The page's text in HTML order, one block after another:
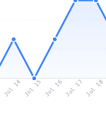
Jul 14 Jul 15 Jul 16Jul 17 Jul 18